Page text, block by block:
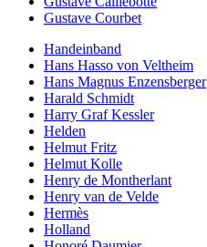
Gustave Courbet
Handeinband
Hans Hasso von Veltheim
Hans Magnus Enzensberger
Harald Schmidt
Harry Graf Kessler
Helden
Helmut Fritz
Helmut Kolle
Henry de Montherlant
Henry van de Velde
Hermès
Holland